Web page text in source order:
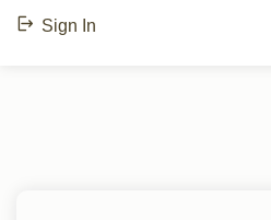
Sign In